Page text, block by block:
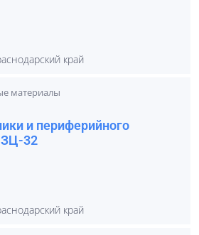
край
материалы
и периферийного
32
край